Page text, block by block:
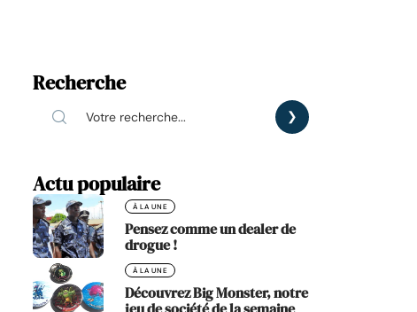
Recherche
Actu populaire
À LA UNE
Pensez comme un dealer de
drogue !
À LA UNE
Découvrez Big Monster, notre